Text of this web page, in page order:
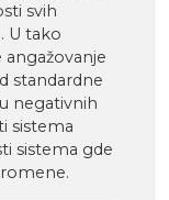
svih
U tako
standardne
negativnih
sistema
sistema gde